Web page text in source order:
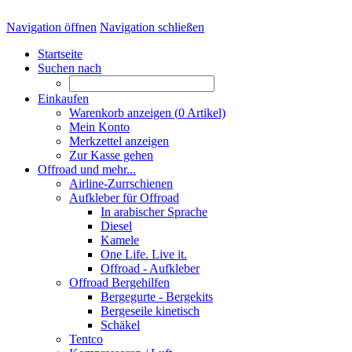
Navigation öffnen Navigation schließen
Startseite
Suchen nach
Einkaufen
Warenkorb anzeigen (0 Artikel)
Mein Konto
Merkzettel anzeigen
Zur Kasse gehen
Offroad und mehr...
Airline-Zurrschienen
Aufkleber für Offroad
In arabischer Sprache
Diesel
Kamele
One Life. Live it.
Offroad - Aufkleber
Offroad Bergehilfen
Bergegurte - Bergekits
Bergeseile kinetisch
Schäkel
Tentco